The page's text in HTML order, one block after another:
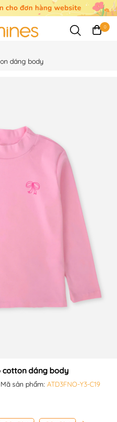
0
dáng body
cotton dáng body
Mã sản phẩm: ATD3FNO-Y3-C19